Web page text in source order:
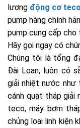
lượng động cơ teco
pump hàng chính
pump cung cấp
Hãy gọi ngay có
Chúng tôi là tổng
Đài Loan, luôn có
giải nhiệt nước như
cánh quạt tháp giải
teco, máy bơm
chủng loại linh kiện